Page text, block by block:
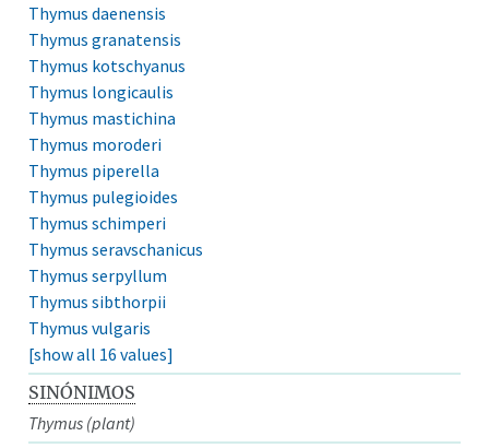
Thymus daenensis
Thymus granatensis
Thymus kotschyanus
Thymus longicaulis
Thymus mastichina
Thymus moroderi
Thymus piperella
Thymus pulegioides
Thymus schimperi
Thymus seravschanicus
Thymus serpyllum
Thymus sibthorpii
Thymus vulgaris
[show all 16 values]
SINÓNIMOS
Thymus (plant)